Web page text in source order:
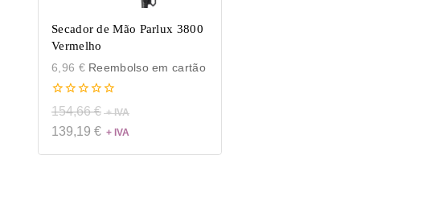
Secador de Mão Parlux 3800
Vermelho
6,96 €Reembolso em cartão
0
de
5
154,66€
139,19 €